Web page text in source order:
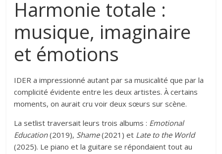
Harmonie totale :
musique, imaginaire
et émotions
IDER a impressionné autant par sa musicalité que par la
complicité évidente entre les deux artistes. À certains
moments, on aurait cru voir deux sœurs sur scène.
La setlist traversait leurs trois albums : Emotional
Education(2019), Shame(2021) et Late to the World
(2025). Le piano et la guitare se répondaient tout au